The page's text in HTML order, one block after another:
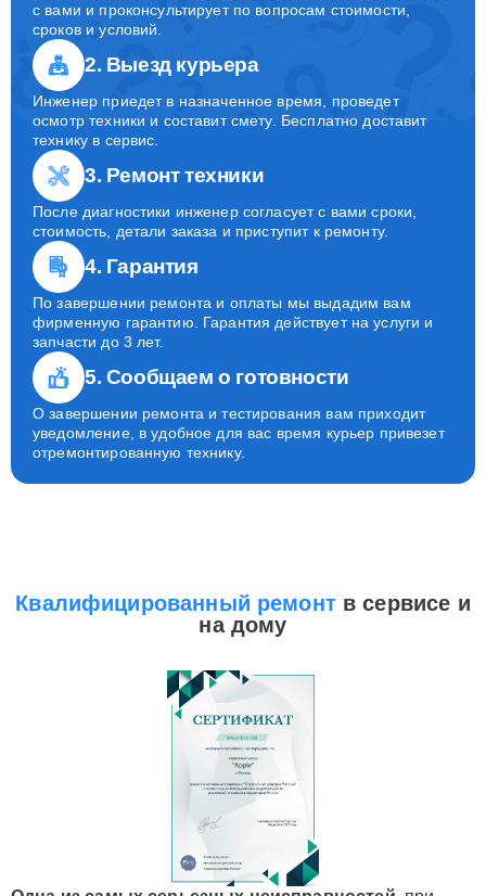
с вами и проконсультирует по вопросам стоимости,
сроков и условий.
2. Выезд курьера
Инженер приедет в назначенное время, проведет
осмотр техники и составит смету. Бесплатно доставит
технику в сервис.
3. Ремонт техники
После диагностики инженер согласует с вами сроки,
стоимость, детали заказа и приступит к ремонту.
4. Гарантия
По завершении ремонта и оплаты мы выдадим вам
фирменную гарантию. Гарантия действует на услуги и
запчасти до 3 лет.
5. Сообщаем о готовности
О завершении ремонта и тестирования вам приходит
уведомление, в удобное для вас время курьер привезет
отремонтированную технику.
Квалифицированный ремонтв сервисе и
на дому